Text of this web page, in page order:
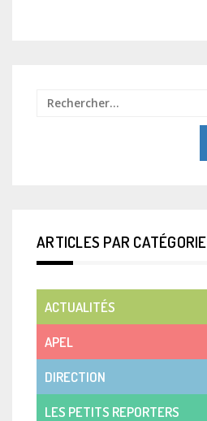
ARTICLES PAR CATÉGORIE
ACTUALITÉS
APEL
DIRECTION
LES PETITS REPORTERS